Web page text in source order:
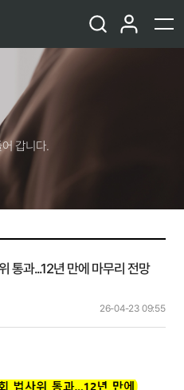
갑니다.
통과...12년 만에 마무리 전망
26-04-23 09:55